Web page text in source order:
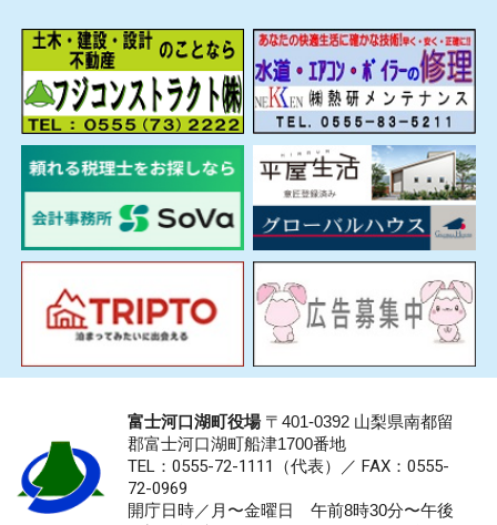
富士河口湖町役場〒401-0392 山梨県南都留
郡富士河口湖町船津1700番地
TEL：0555-72-1111 （代表）／ FAX：0555-
72-0969
開庁日時／月〜金曜日 午前8時30分〜午後